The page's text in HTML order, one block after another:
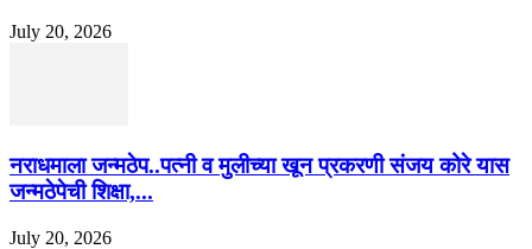
July 20, 2026
नराधमाला जन्मठेप..पत्नी व मुलीच्या खून प्रकरणी संजय कोरे यास
जन्मठेपेची शिक्षा,...
July 20, 2026